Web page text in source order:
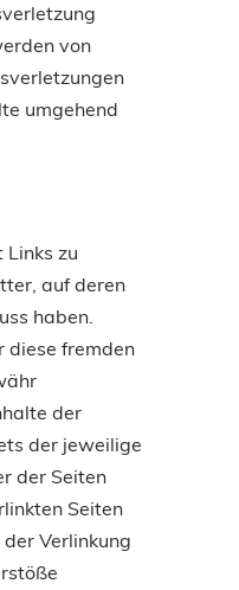
von
umgehend
zu
auf deren
haben.
diese fremden
der
der jeweilige
der Seiten
Seiten
Verlinkung